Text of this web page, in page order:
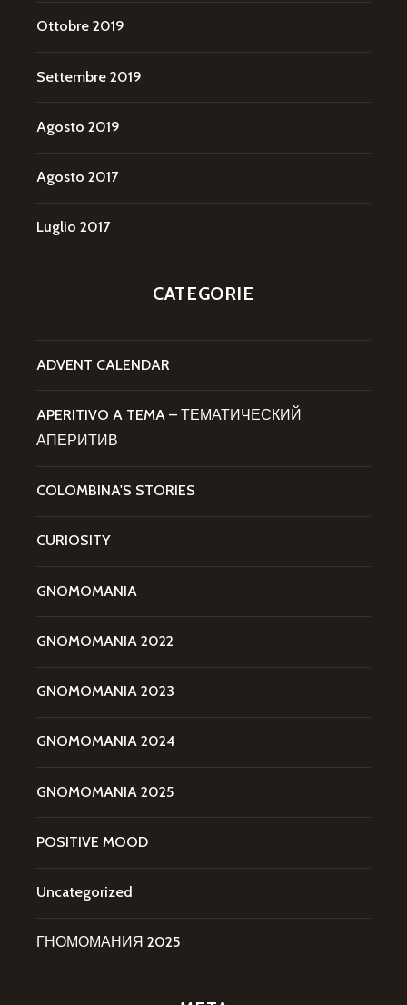
Ottobre 2019
Settembre 2019
Agosto 2019
Agosto 2017
Luglio 2017
CATEGORIE
ADVENT CALENDAR
APERITIVO A TEMA – ТЕМАТИЧЕСКИЙ
АПЕРИТИВ
COLOMBINA'S STORIES
CURIOSITY
GNOMOMANIA
GNOMOMANIA 2022
GNOMOMANIA 2023
GNOMOMANIA 2024
GNOMOMANIA 2025
POSITIVE MOOD
Uncategorized
ГНОМОМАНИЯ 2025